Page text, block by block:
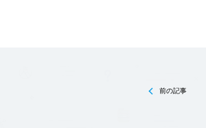
前の記事